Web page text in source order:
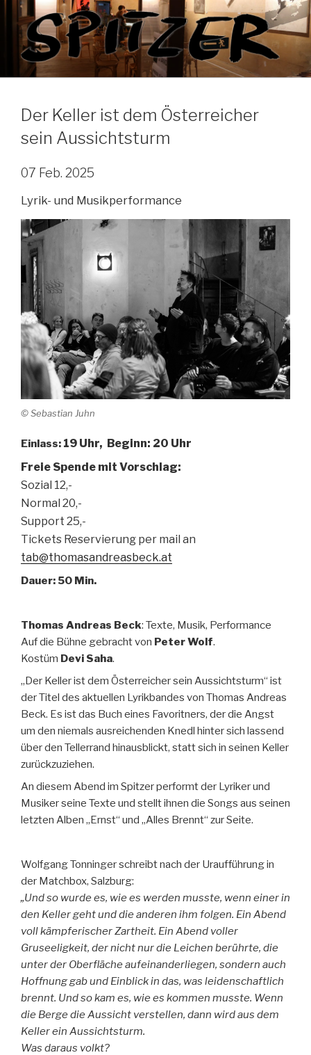
Zum
Inhalt
springen
Der Keller ist dem Österreicher
sein Aussichtsturm
07 Feb. 2025
Lyrik- und Musikperformance
© Sebastian Juhn
Einlass: 19 Uhr, Beginn: 20 Uhr
Freie Spende mit Vorschlag:
Sozial 12,-
Normal 20,-
Support 25,-
Tickets Reservierung per mail an
tab@thomasandreasbeck.at
Dauer: 50 Min.
Thomas Andreas Beck: Texte, Musik, Performance
Auf die Bühne gebracht von Peter Wolf.
Kostüm Devi Saha.
„Der Keller ist dem Österreicher sein Aussichtsturm“ ist
der Titel des aktuellen Lyrikbandes von Thomas Andreas
Beck. Es ist das Buch eines Favoritners, der die Angst
um den niemals ausreichenden Knedl hinter sich lassend
über den Tellerrand hinausblickt, statt sich in seinen Keller
zurückzuziehen.
An diesem Abend im Spitzer performt der Lyriker und
Musiker seine Texte und stellt ihnen die Songs aus seinen
letzten Alben „Ernst“ und „Alles Brennt“ zur Seite.
Wolfgang Tonninger schreibt nach der Uraufführung in
der Matchbox, Salzburg:
„Und so wurde es, wie es werden musste, wenn einer in
den Keller geht und die anderen ihm folgen. Ein Abend
voll kämpferischer Zartheit. Ein Abend voller
Gruseeligkeit, der nicht nur die Leichen berührte, die
unter der Oberfläche aufeinanderliegen, sondern auch
Hoffnung gab und Einblick in das, was leidenschaftlich
brennt. Und so kam es, wie es kommen musste. Wenn
die Berge die Aussicht verstellen, dann wird aus dem
Keller ein Aussichtsturm.
Was daraus volkt?